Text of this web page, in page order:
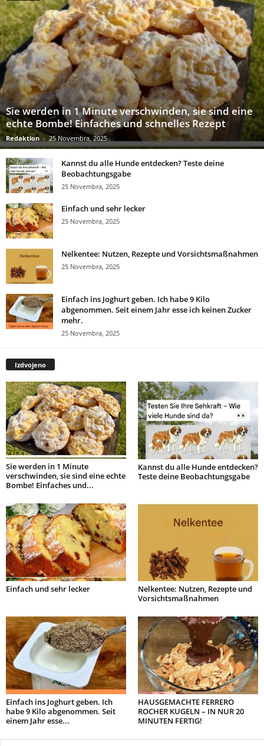
Sie werden in 1 Minute verschwinden, sie sind eine
echte Bombe! Einfaches und schnelles Rezept
Redaktion - 25 Novembra, 2025
Kannst du alle Hunde entdecken? Teste deine
Beobachtungsgabe
25 Novembra, 2025
Einfach und sehr lecker
25 Novembra, 2025
Nelkentee: Nutzen, Rezepte und Vorsichtsmaßnahmen
25 Novembra, 2025
Einfach ins Joghurt geben. Ich habe 9 Kilo
abgenommen. Seit einem Jahr esse ich keinen Zucker
mehr.
25 Novembra, 2025
Izdvojeno
Sie werden in 1 Minute
verschwinden, sie sind eine echte
Bombe! Einfaches und...
Kannst du alle Hunde entdecken?
Teste deine Beobachtungsgabe
Einfach und sehr lecker
Nelkentee: Nutzen, Rezepte und
Vorsichtsmaßnahmen
Einfach ins Joghurt geben. Ich
habe 9 Kilo abgenommen. Seit
einem Jahr esse...
HAUSGEMACHTE FERRERO
ROCHER KUGELN – IN NUR 20
MINUTEN FERTIG!